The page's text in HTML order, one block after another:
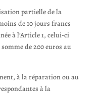
partielle de la
de 10 jours francs
à l’Article 1, celui-ci
de 200 euros au
à la réparation ou au
à la